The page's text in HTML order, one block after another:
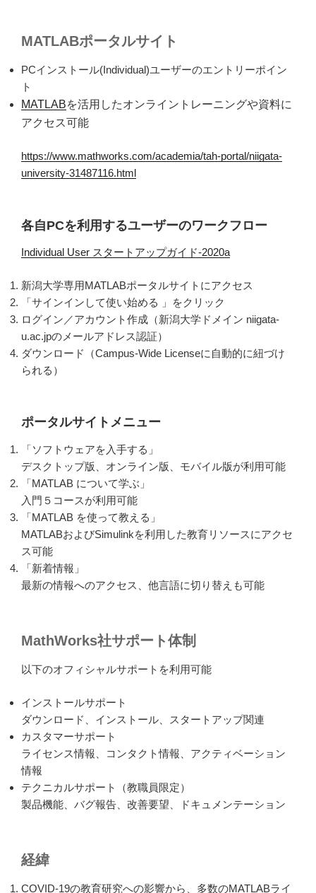
MATLABポータルサイト
PCインストール(Individual)ユーザーのエントリーポイン
ト
MATLABを活用したオンライントレーニングや資料に
アクセス可能
https://www.mathworks.com/academia/tah-portal/niigata-
university-31487116.html
各自PCを利用するユーザーのワークフロー
Individual User スタートアップガイド-2020a
新潟大学専用MATLABポータルサイトにアクセス
「サインインして使い始める
」
をクリック
ログイン／アカウント作成（新潟大学ドメイン niigata-
u.ac.jpのメールアドレス認証）
ダウンロード（Campus-Wide Licenseに自動的に紐づけ
られる）
ポータルサイトメニュー
「ソフトウェアを入手する」
デスクトップ版、オンライン版、モバイル版が利用可能
「MATLAB について学ぶ」
入門５コースが利用可能
「MATLAB を使って教える」
MATLABおよびSimulinkを利用した教育リソースにアクセ
ス可能
「新着情報」
最新の情報へのアクセス、他言語に切り替えも可能
MathWorks社サポート体制
以下のオフィシャルサポートを利用可能
インストールサポート
ダウンロード、インストール、スタートアップ関連
カスタマーサポート
ライセンス情報、コンタクト情報、アクティベーション
情報
テクニカルサポート（教職員限定）
製品機能、バグ報告、改善要望、ドキュメンテーション
経緯
COVID-19の教育研究への影響から、多数のMATLABライ